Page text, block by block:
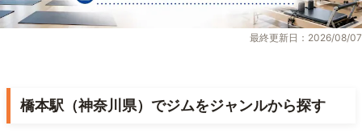
最終更新日：2026/08/07
橋本駅（神奈川県）でジムをジャンルから探す